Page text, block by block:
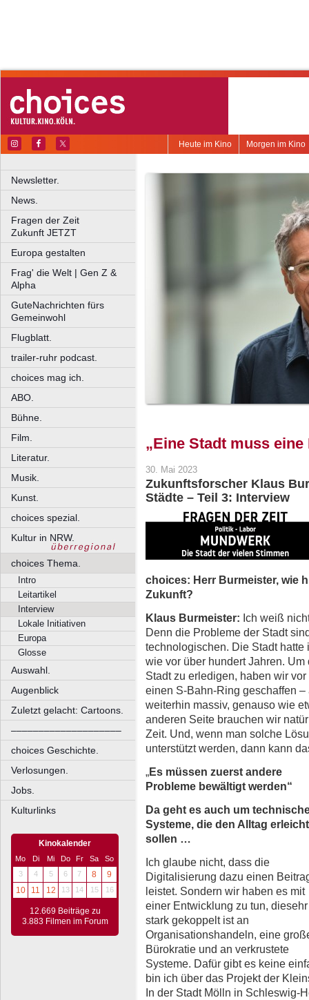
Morgen im Kino
Heute im Kino
Newsletter.
News.
Fragen der Zeit
Zukunft JETZT
Europa gestalten
Frag' die Welt | Gen Z &
Alpha
GuteNachrichten fürs
Gemeinwohl
Flugblatt.
trailer-ruhr podcast.
choices mag ich.
ABO.
Bühne.
Film.
Literatur.
Musik.
Kunst.
choices spezial.
Kultur in NRW.
choices Thema.
Intro
Leitartikel
Interview
Lokale Initiativen
Europa
Glosse
Auswahl.
Augenblick
Zuletzt gelacht: Cartoons.
––––––––––––––––––––
choices Geschichte.
Verlosungen.
Jobs.
Kulturlinks
Kinokalender
Mo Di Mi Do Fr Sa
So
3
4 5 6 7 8
9
10
11 12 13 14 15 16
12.669 Beiträge zu
3.883 Filmen im Forum
„Eine Stadt muss eine
30. Mai 2023
Zukunftsforscher Klaus
Städte – Teil 3: Interview
choices: Herr Burmeister, wie
Zukunft?
Klaus Burmeister: Ich weiß
Denn die Probleme der Stadt
technologischen. Die Stadt
wie vor über hundert Jahren.
Stadt zu erledigen, haben wir
einen S-Bahn-Ring geschaffen
weiterhin massiv, genauso wie
anderen Seite brauchen wir
Zeit. Und, wenn man solche
unterstützt werden, dann kann
„Es müssen zuerst andere
Probleme bewältigt werden“
Da geht es auch um
Systeme, die den Alltag
sollen …
Ich glaube nicht, dass die
Digitalisierung dazu einen
leistet. Sondern wir haben es mit
einer Entwicklung zu tun, diesehr
stark gekoppelt ist an
Organisationshandeln, eine
Bürokratie und an verkrustete
Systeme. Dafür gibt es keine
bin ich über das Projekt der
In der Stadt Mölln in Schleswig-